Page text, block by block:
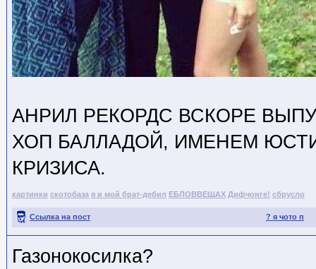
АНРИЛ РЕКОРДС ВСКОРЕ
ХОП БАЛЛАДОЙ, ИМЕНЕМ
КРИЗИСА.
картинки скотобаза я и мой брат-дебил ЕБЛОВВЕЩАХ Дифчонге! сбрусло
? я чото п
Ссылка на пост
Газонокосилка?